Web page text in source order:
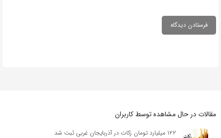
مقالات در حال مشاهده توسط کاربران
۱۲۲ میلیارد تومان زکات در آذربایجان غربی ثبت شد